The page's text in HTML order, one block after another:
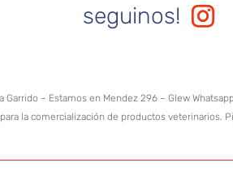
seguinos!
Garrido – Estamos en Mendez 296 – Glew
la comercialización de productos veterinarios.